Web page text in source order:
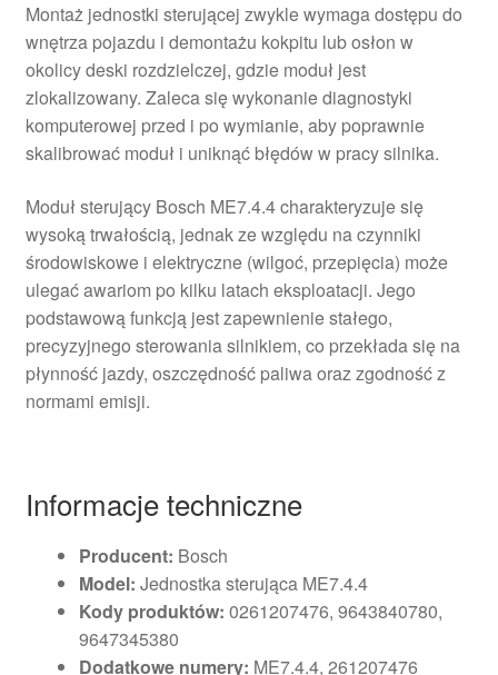
Montaż jednostki sterującej zwykle wymaga dostępu do
wnętrza pojazdu i demontażu kokpitu lub osłon w
okolicy deski rozdzielczej, gdzie moduł jest
zlokalizowany. Zaleca się wykonanie diagnostyki
komputerowej przed i po wymianie, aby poprawnie
skalibrować moduł i uniknąć błędów w pracy silnika.
Moduł sterujący Bosch ME7.4.4 charakteryzuje się
wysoką trwałością, jednak ze względu na czynniki
środowiskowe i elektryczne (wilgoć, przepięcia) może
ulegać awariom po kilku latach eksploatacji. Jego
podstawową funkcją jest zapewnienie stałego,
precyzyjnego sterowania silnikiem, co przekłada się na
płynność jazdy, oszczędność paliwa oraz zgodność z
normami emisji.
Informacje techniczne
Producent: Bosch
Model: Jednostka sterująca ME7.4.4
Kody produktów: 0261207476, 9643840780,
9647345380
Dodatkowe numery: ME7.4.4, 261207476